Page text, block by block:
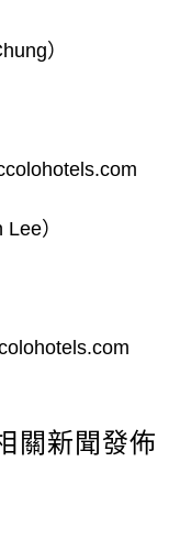
）
）
關新聞發佈